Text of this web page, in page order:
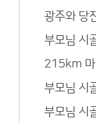
광주와 당
부모님 시
215km 마
부모님 시
부모님 시